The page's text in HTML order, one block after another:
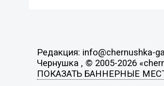
Редакция: info@chernushka-
Чернушка , © 2005-2026
ПОКАЗАТЬ БАННЕРНЫЕ